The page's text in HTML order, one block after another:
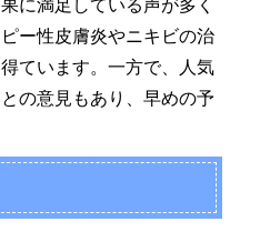
に満足している声が多く
ー性皮膚炎やニキビの治
ています。一方で、人気
の意見もあり、早めの予